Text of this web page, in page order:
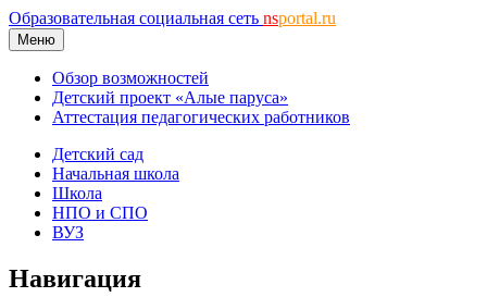
Образовательная социальная сеть nsportal.ru
Меню
Обзор возможностей
Детский проект «Алые паруса»
Аттестация педагогических работников
Детский сад
Начальная школа
Школа
НПО и СПО
ВУЗ
Навигация